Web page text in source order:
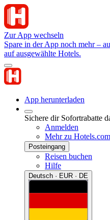
Zur App wechseln
Spare in der App noch mehr –
auf ausgewählte Hotels.
App herunterladen
Sichere dir Sofortrabatte
Anmelden
Mehr zu
Posteingang
Reisen buchen
Hilfe
Deutsch · EUR · DE